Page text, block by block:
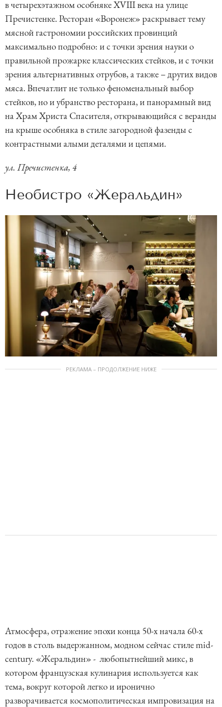
в четырехэтажном особняке XVIII века на улице
Пречистенке. Ресторан «Воронеж» раскрывает тему
мясной гастрономии российских провинций
максимально подробно: и с точки зрения науки о
правильной прожарке классических стейков, и с точки
зрения альтернативных отрубов, а также – других видов
мяса. Впечатлит не только феноменальный выбор
стейков, но и убранство ресторана, и панорамный вид
на Храм Христа Спасителя, открывающийся с веранды
на крыше особняка в стиле загородной фазенды с
контрастными алыми деталями и цепями.
ул. Пречистенка, 4
Необистро «Жеральдин»
РЕКЛАМА – ПРОДОЛЖЕНИЕ НИЖЕ
Атмосфера, отражение эпохи конца 50-х начала 60-х
годов в столь выдержанном, модном сейчас стиле mid-
century. «Жеральдин» - любопытнейший микс, в
котором французская кулинария используется как
тема, вокруг которой легко и иронично
разворачивается космополитическая импровизация на